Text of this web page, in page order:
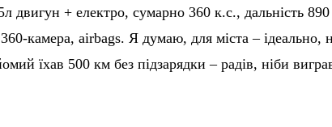
двигун + електро, сумарно 360 к.с., дальність 890
камера, airbags. Я думаю, для міста – ідеально,
їхав 500 км без підзарядки – радів, ніби